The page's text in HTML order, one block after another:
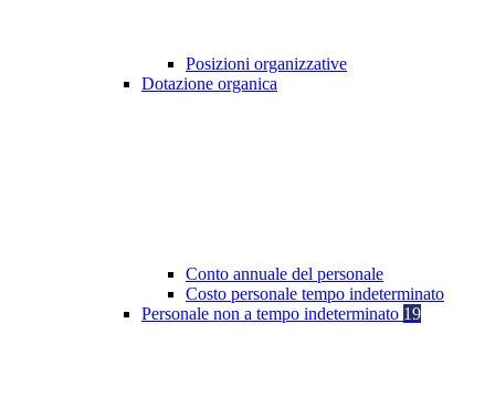
Posizioni organizzative
Dotazione organica
Conto annuale del personale
Costo personale tempo indeterminato
Personale non a tempo indeterminato 19